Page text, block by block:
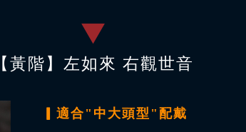
【黃階】左如來 右觀世音
▎適合"中大頭型"配戴